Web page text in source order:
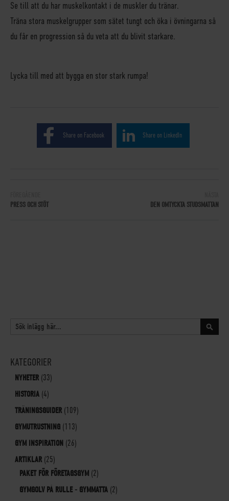
Se till att du har muskelkontakt i de muskler du tränar.
Träna stora muskelgrupper som sätet tungt och öka i övningarna så
du får en progression så du veta att du blivit starkare.
Lycka till med att bygga en stor stark rumpa!
Share on Facebook Share on LinkedIn
PRESS OCH STÖT
DEN OMTYCKTA STUDSMATTAN
SÖK
KATEGORIER
NYHETER (33)
HISTORIA (4)
TRÄNINGSGUIDER (109)
GYMUTRUSTNING (113)
GYM INSPIRATION (26)
ARTIKLAR (25)
PAKET FÖR FÖRETAGSGYM (2)
GYMGOLV PÅ RULLE - GYMMATTA (2)